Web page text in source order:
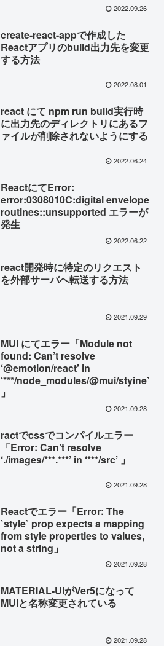
2022.09.26
create-react-appで作成した
Reactアプリのbuild出力先を変更
する方法
2022.08.01
react にて npm run build実行時
に出力先のディレクトリにあるフ
ァイルが削除されないようにする
2022.06.24
ReactにてError:
error:0308010C:digital envelope
routines::unsupported エラーが
発生
2022.06.22
react開発時に特定のリクエスト
を外部サーバへ転送する方法
2021.09.29
MUI にてエラー「Module not
found: Can’t resolve
‘@emotion/react’ in
‘***/node_modules/@mui/styine’
」
2021.09.28
ractでcssでコンパイルエラー
「Error: Can’t resolve
‘./images/***.***’ in ‘***/src’ 」
2021.09.28
Reactでエラー「Error: The
`style` prop expects a mapping
from style properties to values,
not a string」
2021.09.28
MATERIAL-UIがVer5になって
MUIと名称変更されている
2021.09.28